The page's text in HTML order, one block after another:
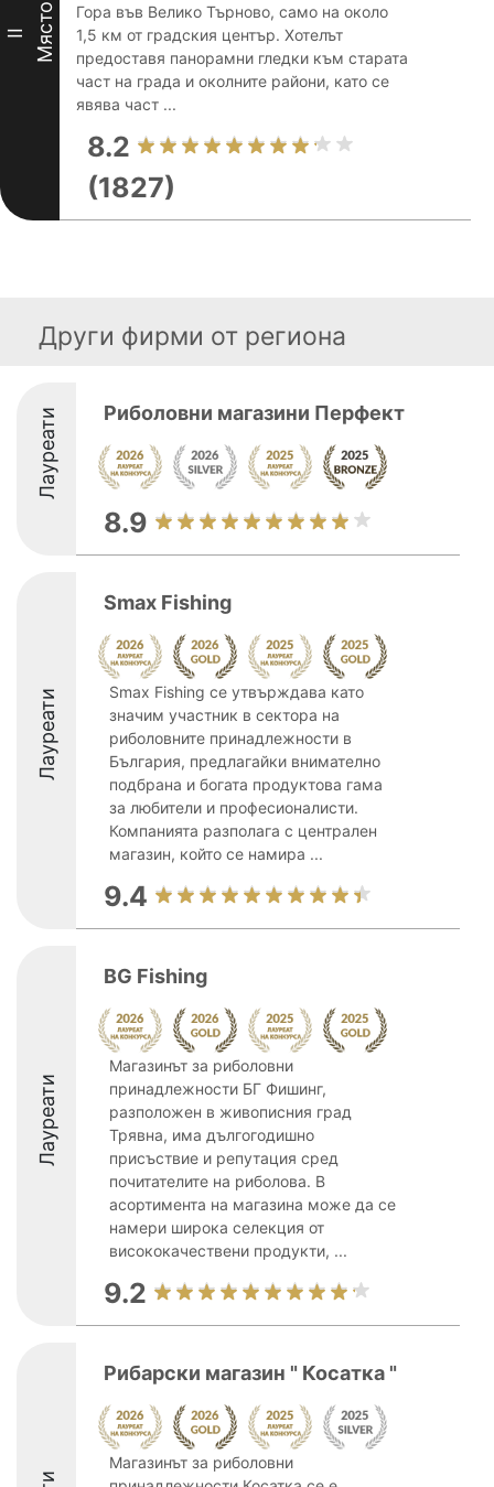
II Място
Гора във Велико Търново, само на около
1,5 км от градския център. Хотелът
предоставя панорамни гледки към старата
част на града и околните райони, като се
явява част ...
8.2
(1827)
Други фирми от региона
Лауреати Риболовни магазини Перфект
8.9
Лауреати
Smax Fishing
Smax Fishing се утвърждава като
значим участник в сектора на
риболовните принадлежности в
България, предлагайки внимателно
подбрана и богата продуктова гама
за любители и професионалисти.
Компанията разполага с централен
магазин, който се намира ...
9.4
Лауреати
BG Fishing
Магазинът за риболовни
принадлежности БГ Фишинг,
разположен в живописния град
Трявна, има дългогодишно
присъствие и репутация сред
почитателите на риболова. В
асортимента на магазина може да се
намери широка селекция от
висококачествени продукти, ...
9.2
Рибарски магазин " Косатка "
Магазинът за риболовни